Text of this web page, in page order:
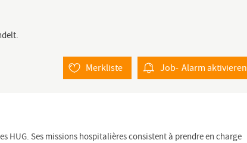
Job- Alarmaktivieren
Merkliste
HUG. Ses missions hospitalières consistent à prendre en charge